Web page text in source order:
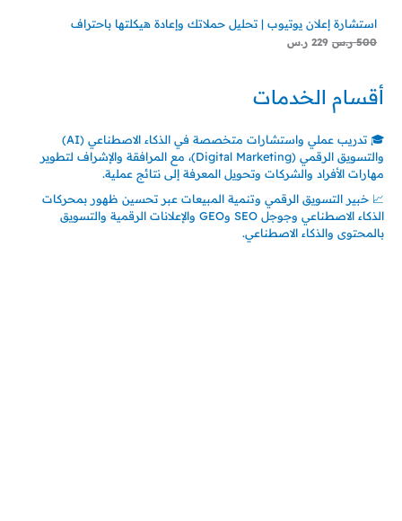
استشارة إعلان يوتيوب | تحليل حملاتك وإعادة هيكلتها باحتراف
500 ر.س 229 ر.س
أقسام الخدمات
🎓 تدريب عملي واستشارات متخصصة في الذكاء الاصطناعي (AI)
والتسويق الرقمي (Digital Marketing)، مع المرافقة والإشراف لتطوير
مهارات الأفراد والشركات وتحويل المعرفة إلى نتائج عملية.
📈 خبير التسويق الرقمي وتنمية المبيعات عبر تحسين ظهور بمحركات
الذكاء الاصطناعي وجوجل SEO وGEO والإعلانات الرقمية والتسويق
بالمحتوى والذكاء الاصطناعي.